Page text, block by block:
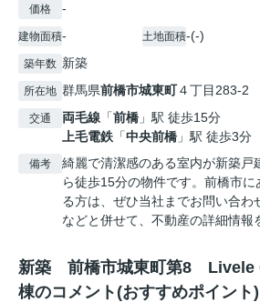
価格 -
建物面積- 土地面積-(-)
築年数 新築
所在地 群馬県前橋市城東町４丁目283-2
交通 両毛線 「前橋 」駅 徒歩15分
上毛電鉄 「中央前橋 」駅 徒歩3分
備考
綺麗で清潔感のある室内が新築戸
ら徒歩15分の物件です。前橋市
る方は、ぜひ当社までお問い合わ
などと併せて、不動産の詳細情報
新築 前橋市城東町第8
棟のコメント(おすすめポイント)